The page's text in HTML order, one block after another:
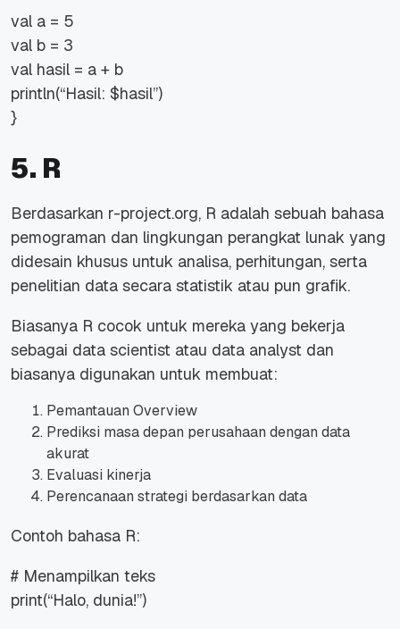
val a = 5
val b = 3
val hasil = a + b
println(“Hasil: $hasil”)
}
5. R
Berdasarkan r-project.org, R adalah sebuah bahasa
pemograman dan lingkungan perangkat lunak yang
didesain khusus untuk analisa, perhitungan, serta
penelitian data secara statistik atau pun grafik.
Biasanya R cocok untuk mereka yang bekerja
sebagai data scientist atau data analyst dan
biasanya digunakan untuk membuat:
Pemantauan Overview
Prediksi masa depan perusahaan dengan data
akurat
Evaluasi kinerja
Perencanaan strategi berdasarkan data
Contoh bahasa R:
# Menampilkan teks
print(“Halo, dunia!”)